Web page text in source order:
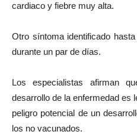
cardiaco y fiebre muy alta.
Otro síntoma identificado
durante un par de días.
Los especialistas afirman
desarrollo de la enfermedad es
peligro potencial de un
los no vacunados.